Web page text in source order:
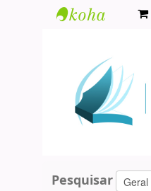
Agamenon
Magalhães
Pesquisar